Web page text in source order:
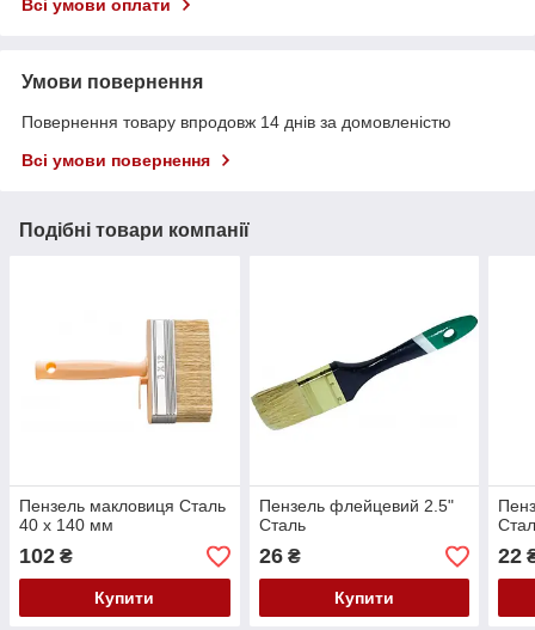
Всі умови оплати
Умови повернення
Повернення товару впродовж 14 днів за домовленістю
Всі умови повернення
Подібні товари компанії
Пензель макловиця Сталь
40 х 140 мм
102 ₴
Купити
Пензель флейцевий 2.5"
Сталь
26₴
Купити
22